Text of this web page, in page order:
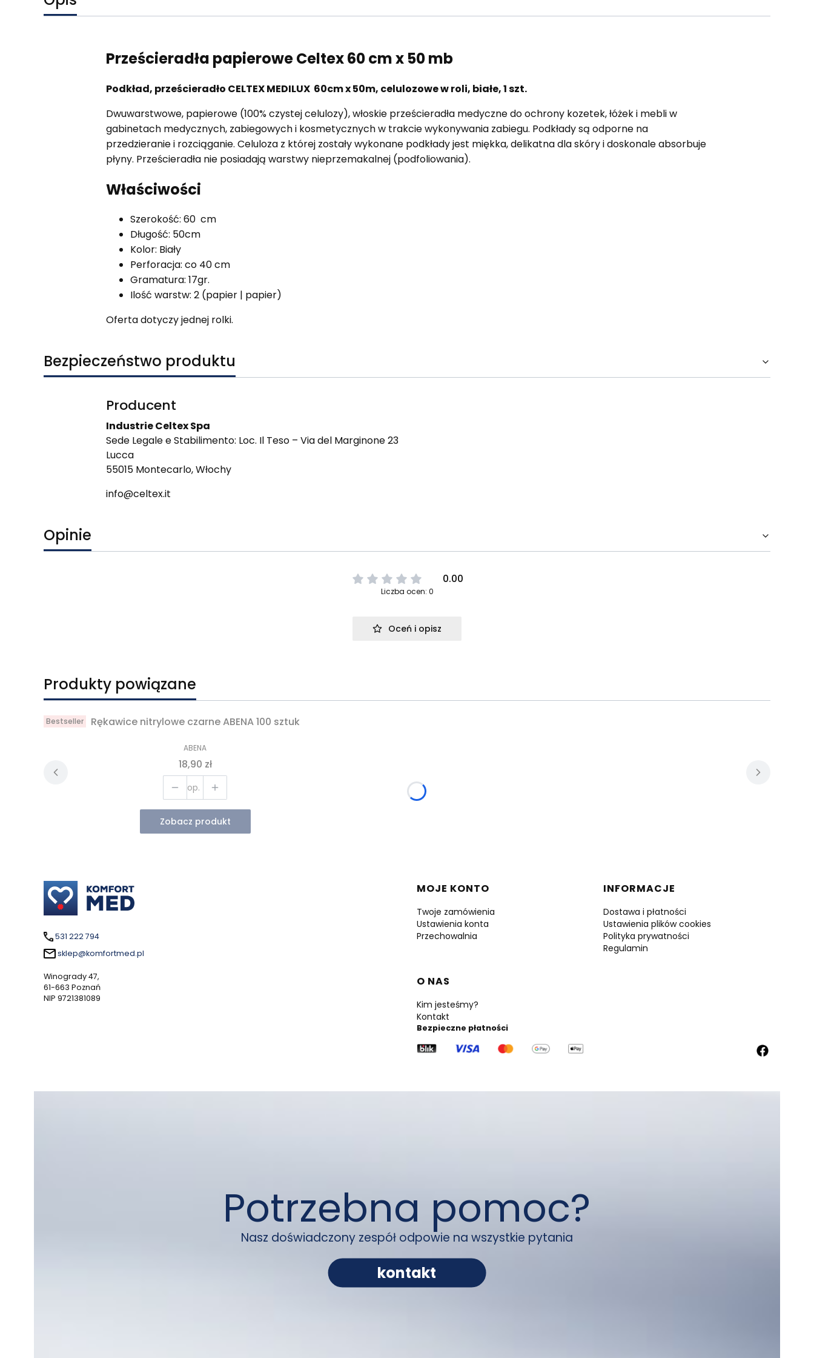
Prześcieradła papierowe Celtex 60 cm x 50 mb
Podkład, prześcieradło CELTEX MEDILUX 60cm x 50m, celulozowe w roli, białe, 1 szt.
Dwuwarstwowe, papierowe (100% czystej celulozy), włoskie prześcieradła medyczne do ochrony kozetek, łóżek i mebli w
gabinetach medycznych, zabiegowych i kosmetycznych w trakcie wykonywania zabiegu. Podkłady są odporne na
przedzieranie i rozciąganie. Celuloza z której zostały wykonane podkłady jest miękka, delikatna dla skóry i doskonale absorbuje
płyny. Prześcieradła nie posiadają warstwy nieprzemakalnej (podfoliowania).
Właściwości
Szerokość: 60 cm
Długość: 50cm
Kolor: Biały
Perforacja: co 40 cm
Gramatura: 17gr.
Ilość warstw: 2 (papier | papier)
Oferta dotyczy jednej rolki.
Bezpieczeństwo produktu
Producent
Industrie Celtex Spa
Sede Legale e Stabilimento: Loc. Il Teso – Via del Marginone 23
Lucca
55015 Montecarlo, Włochy
info@celtex.it
Opinie
0.00
Liczba ocen: 0
Oceń i opisz
Produkty powiązane
Bestseller Rękawice nitrylowe czarne ABENA 100 sztuk
PRODUCENT
ABENA
Cena
18,90 zł
op.
Zobacz produkt
531 222 794
sklep@komfortmed.pl
Winogrady 47,
61-663 Poznań
NIP 9721381089
Linki w stopce
MOJE KONTO
Twoje zamówienia
Ustawienia konta
Przechowalnia
INFORMACJE
Dostawa i płatności
Ustawienia plików cookies
Polityka prywatności
Regulamin
O NAS
Kim jesteśmy?
Kontakt
Bezpieczne płatności
Potrzebna pomoc?
Nasz doświadczony zespół odpowie na wszystkie pytania
kontakt